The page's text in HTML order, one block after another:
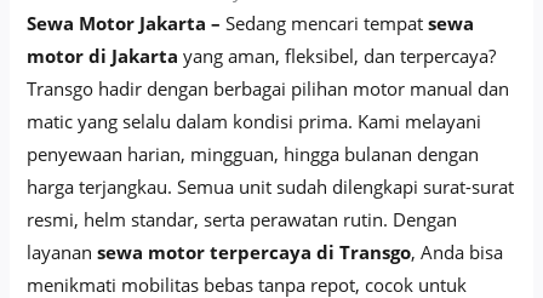
Sewa Motor Jakarta – Sedang mencari tempatsewa
motor di Jakarta yang aman, fleksibel, dan terpercaya?
Transgo hadir dengan berbagai pilihan motor manual dan
matic yang selalu dalam kondisi prima. Kami melayani
penyewaan harian, mingguan, hingga bulanan dengan
harga terjangkau. Semua unit sudah dilengkapi surat-surat
resmi, helm standar, serta perawatan rutin. Dengan
layanansewa motor terpercaya di Transgo, Anda bisa
menikmati mobilitas bebas tanpa repot, cocok untuk